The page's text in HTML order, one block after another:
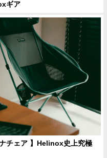
ギア
チェア 】Helinox史上究極